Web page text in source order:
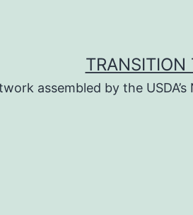
TRANSITION
assembled by the